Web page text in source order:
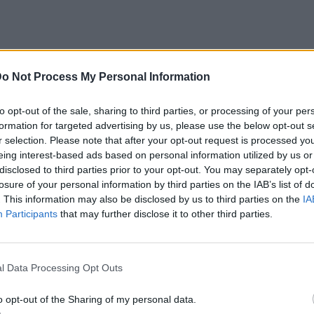
Not Process My Personal Information
opt-out of the sale, sharing to third parties, or processing of your
for targeted advertising by us, please use the below opt-out
selection. Please note that after your opt-out request is processed
interest-based ads based on personal information utilized by us
to third parties prior to your opt-out. You may separately
of your personal information by third parties on the IAB’s list of
This information may also be disclosed by us to third parties on the
Participants that may further disclose it to other third parties.
Data Processing Opt Outs
opt-out of the Sharing of my personal data.
ένα τέλος στις παρανοήσεις που
Θεσσαλονίκη. Δείχνοντας on camera την
του μήνυμα και διαβεβαίωσε τους πάντες
ισχύει κανονικά και δεν
Μη ξανακούσω κανέναν να πει ότι δε
λόγω του ματιού μου ή για κάποιον
ο καθένας, γιατί θα του κόψω το